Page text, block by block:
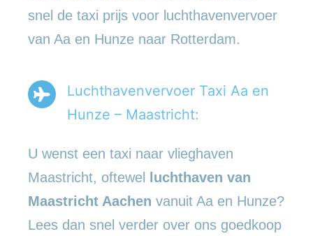
snel de taxi prijs voor luchthavenvervoer
van Aa en Hunze naar Rotterdam.
Luchthavenvervoer Taxi Aa en
Hunze – Maastricht:
U wenst een taxi naar vlieghaven
Maastricht, oftewel
luchthaven van
Maastricht Aachen vanuit Aa en Hunze?
Lees dan snel verder over ons goedkoop